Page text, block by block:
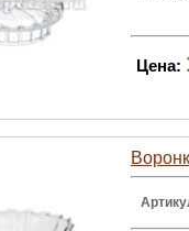
Цена: